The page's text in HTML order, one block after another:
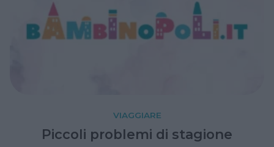
VIAGGIARE
Piccoli problemi di stagione